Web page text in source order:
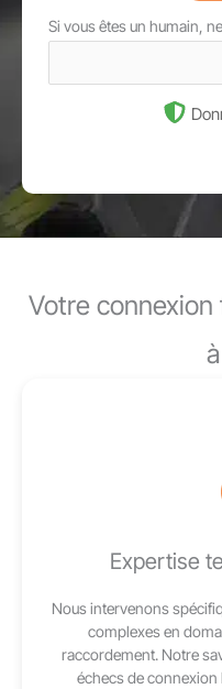
Si vous êtes un humain,
Votre
Expertise
Nous intervenons
complexes en
raccordement. Notre
échecs de connexion